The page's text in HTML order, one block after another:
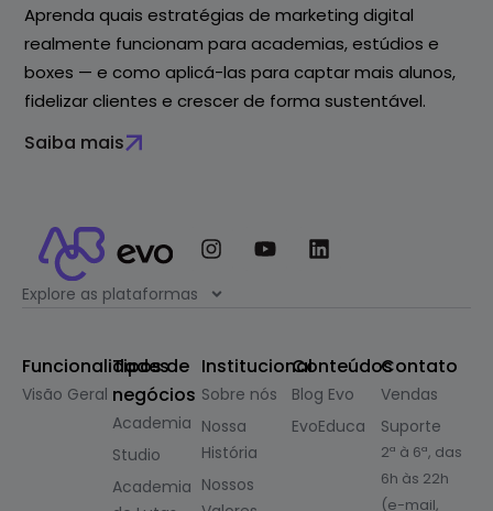
Aprenda quais estratégias de marketing digital
realmente funcionam para academias, estúdios e
boxes — e como aplicá-las para captar mais alunos,
fidelizar clientes e crescer de forma sustentável.
Saiba mais
Explore as plataformas
Funcionalidades
Visão Geral
Tipos de
negócios
Academia
Studio
Academia
Institucional
Sobre nós
Nossa
História
Nossos
Conteúdos
Blog Evo
EvoEduca
Contato
Vendas
Suporte
2ª à 6ª, das
6h às 22h
(e-mail,